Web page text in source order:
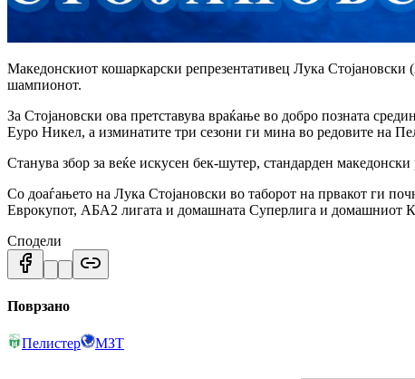
Македонскиот кошаркарски репрезентативец Лука
шампионот.
За Стојановски ова претставува враќање во добро позната
Еуро Никел, а изминатите три сезони ги мина во редовите на
Станува збор за веќе искусен бек-шутер, стандарден
Со доаѓањето на Лука Стојановски во таборот на првакот ги
Еврокупот, АБА2 лигата и домашната Суперлига и домашниот
Сподели
Поврзано
Пелистер МЗТ